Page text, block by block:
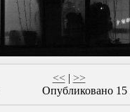
<<| >>
Опубликовано 15